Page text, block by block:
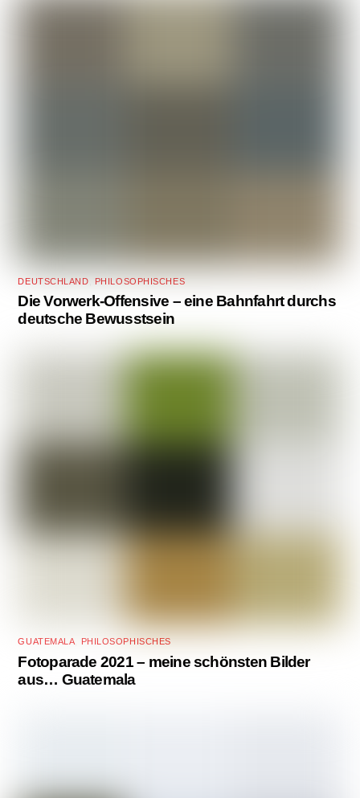
DEUTSCHLAND PHILOSOPHISCHES
Die Vorwerk-Offensive – eine Bahnfahrt durchs
deutsche Bewusstsein
GUATEMALA PHILOSOPHISCHES
Fotoparade 2021 – meine schönsten Bilder
aus… Guatemala